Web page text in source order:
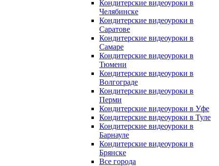
Кондитерские видеоуроки в
Челябинске
Кондитерские видеоуроки в
Саратове
Кондитерские видеоуроки в
Самаре
Кондитерские видеоуроки в
Тюмени
Кондитерские видеоуроки в
Волгограде
Кондитерские видеоуроки в
Перми
Кондитерские видеоуроки в Уфе
Кондитерские видеоуроки в Туле
Кондитерские видеоуроки в
Барнауле
Кондитерские видеоуроки в
Брянске
Все города